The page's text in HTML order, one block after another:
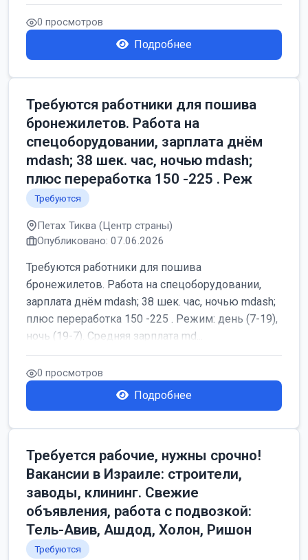
0 просмотров
Подробнее
Требуются работники для пошива
бронежилетов. Работа на
спецоборудовании, зарплата днём
mdash; 38 шек. час, ночью mdash;
плюс переработка 150 -225 . Реж
Требуются
Петах Тиква (Центр страны)
Опубликовано: 07.06.2026
Требуются работники для пошива
бронежилетов. Работа на спецоборудовании,
зарплата днём mdash; 38 шек. час, ночью mdash;
плюс переработка 150 -225 . Режим: день (7-19),
ночь (19-7). Средняя зарплата md...
0 просмотров
Подробнее
Требуется рабочие, нужны срочно!
Вакансии в Израиле: строители,
заводы, клининг. Свежие
объявления, работа с подвозкой:
Тель-Авив, Ашдод, Холон, Ришон
Требуются